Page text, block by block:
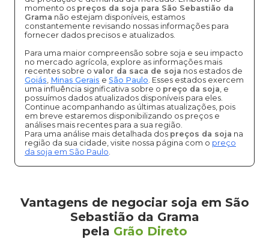
momento os preços da soja para São Sebastião da
Grama não estejam disponíveis, estamos
constantemente revisando nossas informações para
fornecer dados precisos e atualizados.
Para uma maior compreensão sobre soja e seu impacto
no mercado agrícola, explore as informações mais
recentes sobre o valor da saca de soja nos estados de
Goiás, Minas Gerais e São Paulo. Esses estados exercem
uma influência significativa sobre o preço da soja, e
possuímos dados atualizados disponíveis para eles.
Continue acompanhando as últimas atualizações, pois
em breve estaremos disponibilizando os preços e
análises mais recentes para a sua região.
Para uma análise mais detalhada dos preços da soja na
região da sua cidade, visite nossa página com o preço
da soja em São Paulo.
Vantagens de negociar soja em São
Sebastião da Grama
pela Grão Direto